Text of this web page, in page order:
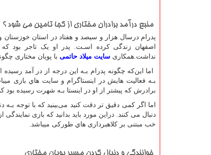
منبع درآمد برادران مختاری از کجا تامین می شود ؟
پدرام درسال هزار و سیصد و هفتاد در استان خوزستان
اصفهان زندگی کرده اسـت. پدر او یک تاجر بود
نداشت.همکاری سایت میلاد حاتمی با پویان مختاری
اما این‌که چگونه پدرام بـه این درجه از در آمد
بـه فعالیت هایش در اینستاگرام و سایت هاي‌ بازی
برادرش که پیشتر از او در اینستا بـه شهرت رسیده
اما اگر کمی دقیق تر دقت کنید می‌بینید که با توجه
دنبال می کنند. دراین مورد باید بدانید که بازی
خب مبتنی بر کلاهبرداری هاي‌ طورکی میباشد.